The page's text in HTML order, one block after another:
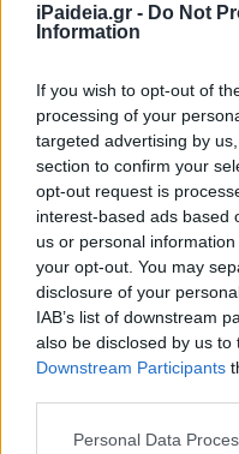
iPaideia.gr - Do Not
Information
If you wish to opt-out of
processing of your
targeted advertising by
section to confirm your
opt-out request is
interest-based ads based
us or personal
your opt-out. You may
disclosure of your
IAB’s list of downstream
also be disclosed by us to
Downstream Participants
Please note that this
Personal Data